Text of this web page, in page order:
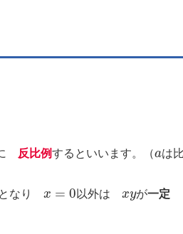
反比例するといいます。（ は
なり 以外は が一定